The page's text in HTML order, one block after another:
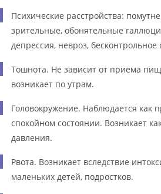
Психические расстройства:
зрительные, обонятельные
депрессия, невроз, бесконтрольное
Тошнота. Не зависит от приема
возникает по утрам.
Головокружение. Наблюдается как
спокойном состоянии. Возникает
давления.
Рвота. Возникает вследствие
маленьких детей, подростков.